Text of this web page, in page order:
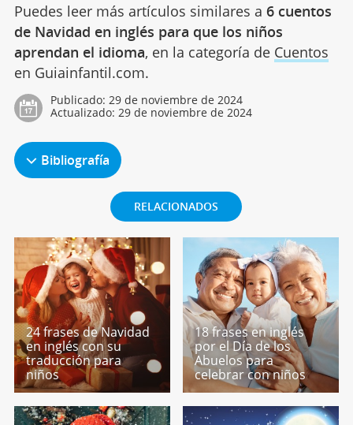
Puedes leer más artículos similares a 6 cuentos
de Navidad en inglés para que los niños
aprendan el idioma, en la categoría de Cuentos
en Guiainfantil.com.
Publicado: 29 de noviembre de 2024
Actualizado: 29 de noviembre de 2024
Bibliografía
RELACIONADOS
24 frases de Navidad
en inglés con su
traducción para
niños
18 frases en inglés
por el Día de los
Abuelos para
celebrar con niños